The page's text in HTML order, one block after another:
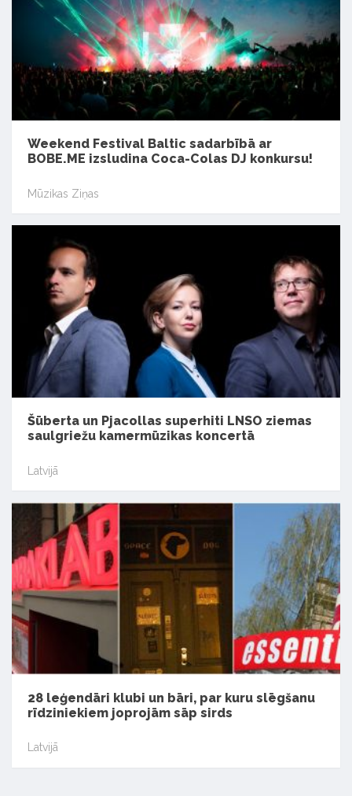
Weekend Festival Baltic sadarbībā ar
BOBE.ME izsludina Coca-Colas DJ konkursu!
Mūzikas Ziņas
Šūberta un Pjacollas superhiti LNSO ziemas
saulgriežu kamermūzikas koncertā
Latvijā
28 leģendāri klubi un bāri, par kuru slēgšanu
rīdziniekiem joprojām sāp sirds
Latvijā